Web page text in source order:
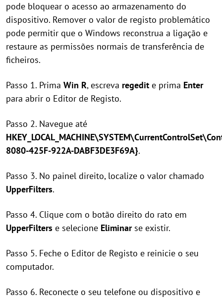
pode bloquear o acesso ao armazenamento do
dispositivo. Remover o valor de registo problemático
pode permitir que o Windows reconstrua a ligação e
restaure as permissões normais de transferência de
ficheiros.
Passo 1. Prima Win R, escreva regedit e prima Enter
para abrir o Editor de Registo.
Passo 2. Navegue até
8080-425F-922A-DABF3DE3F69A}.
Passo 3. No painel direito, localize o valor chamado
UpperFilters.
Passo 4. Clique com o botão direito do rato em
UpperFilters e selecione Eliminarse existir.
Passo 5. Feche o Editor de Registo e reinicie o seu
computador.
Passo 6. Reconecte o seu telefone ou dispositivo e